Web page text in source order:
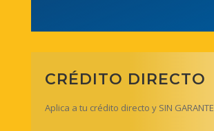
CRÉDITO DIRECTO
Aplica a tu crédito directo y SIN GARANTE